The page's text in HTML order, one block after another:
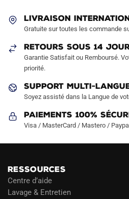
choisies
la
page
produit
LIVRAISON
Gratuite sur toutes les commande
RETOURS SOUS 14
Garantie Satisfait ou Remboursé.
priorité.
SUPPORT MULTI-
Soyez assisté dans la Langue de
Paiements 100%
Visa / MasterCard / Mastero /
RESSOURCES
Centre d’aide
Lavage & Entretien